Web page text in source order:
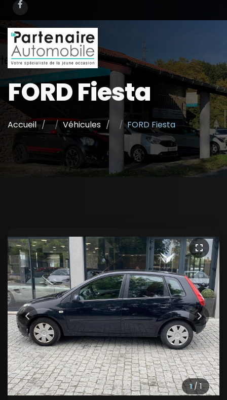
FORD Fiesta
Accueil Véhicules FORD Fiesta
1/1